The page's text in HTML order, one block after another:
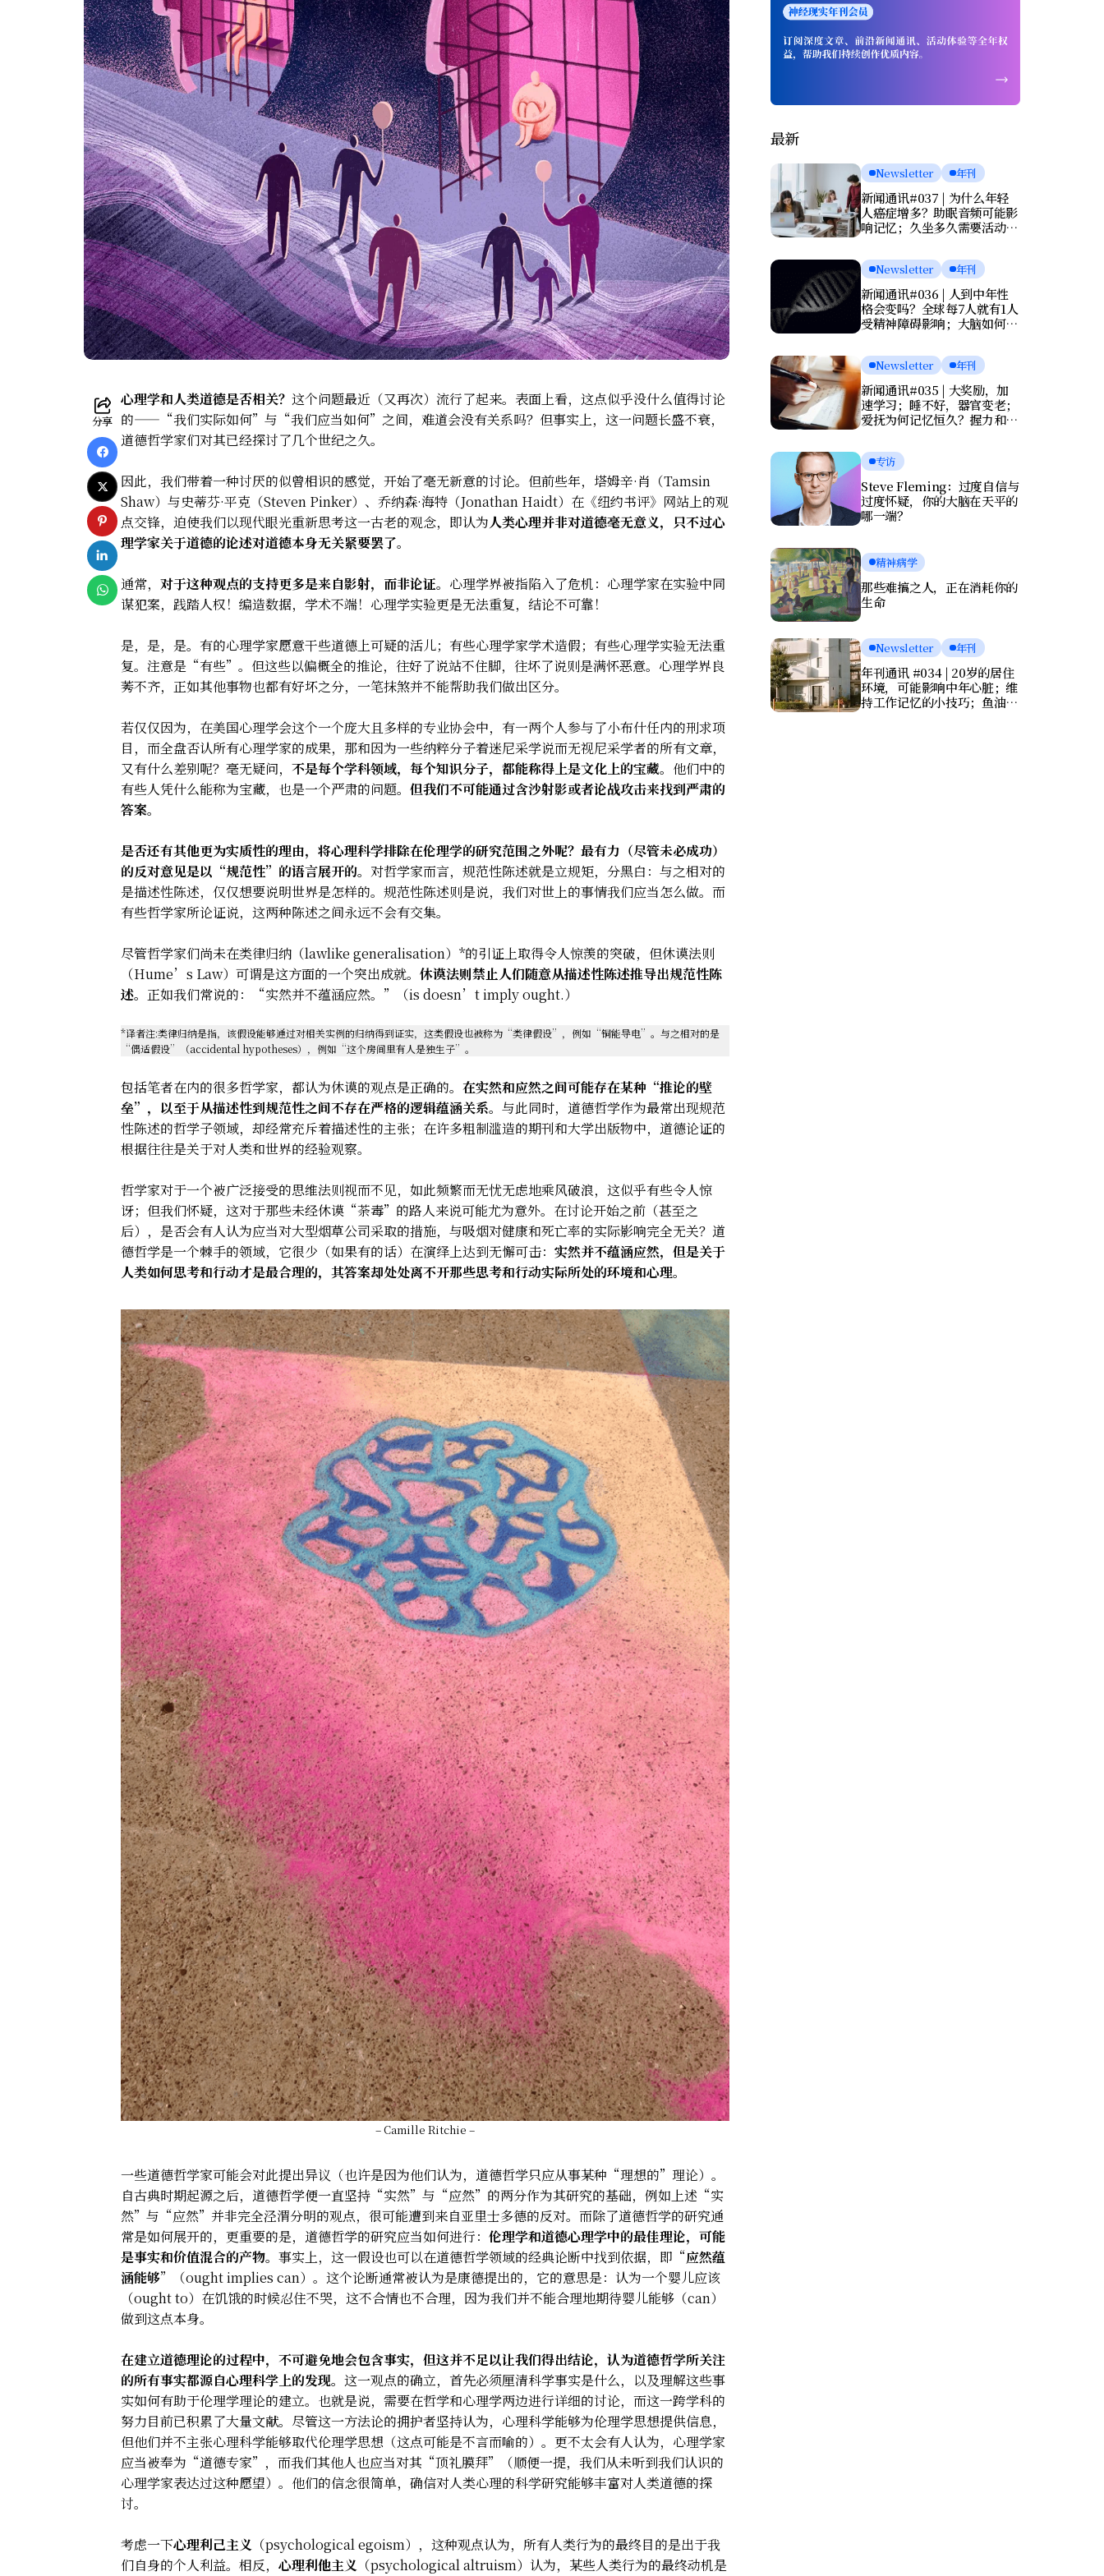
分享
心理学和人类道德是否相关？ 这个问题最近（又再次）流行了起来。表面上看，这点似乎没什么值得讨论
的——“我们实际如何”与“我们应当如何”之间，难道会没有关系吗？但事实上，这一问题长盛不衰，
道德哲学家们对其已经探讨了几个世纪之久。
因此，我们带着一种讨厌的似曾相识的感觉，开始了毫无新意的讨论。但前些年，塔姆辛·肖（Tamsin
Shaw）与史蒂芬·平克（Steven Pinker）、乔纳森·海特（Jonathan Haidt）在《纽约书评》网站上的观
点交锋，迫使我们以现代眼光重新思考这一古老的观念，即认为人类心理并非对道德毫无意义，只不过心
理学家关于道德的论述对道德本身无关紧要罢了。
通常， 对于这种观点的支持更多是来自影射，而非论证。 心理学界被指陷入了危机：心理学家在实验中同
谋犯案，践踏人权！编造数据，学术不端！心理学实验更是无法重复，结论不可靠！
是，是，是。有的心理学家愿意干些道德上可疑的活儿；有些心理学家学术造假；有些心理学实验无法重
复。注意是“有些”。但这些以偏概全的推论，往好了说站不住脚，往坏了说则是满怀恶意。心理学界良
莠不齐，正如其他事物也都有好坏之分，一笔抹煞并不能帮助我们做出区分。
若仅仅因为，在美国心理学会这个一个庞大且多样的专业协会中，有一两个人参与了小布什任内的刑求项
目，而全盘否认所有心理学家的成果，那和因为一些纳粹分子着迷尼采学说而无视尼采学者的所有文章，
又有什么差别呢？毫无疑问， 不是每个学科领域，每个知识分子，都能称得上是文化上的宝藏。 他们中的
有些人凭什么能称为宝藏，也是一个严肃的问题。 但我们不可能通过含沙射影或者论战攻击来找到严肃的
答案。
是否还有其他更为实质性的理由，将心理科学排除在伦理学的研究范围之外呢？ 最有力（尽管未必成功）
的反对意见是以“规范性”的语言展开的。 对哲学家而言，规范性陈述就是立规矩，分黑白：与之相对的
是描述性陈述，仅仅想要说明世界是怎样的。规范性陈述则是说，我们对世上的事情我们应当怎么做。而
有些哲学家所论证说，这两种陈述之间永远不会有交集。
尽管哲学家们尚未在类律归纳（lawlike generalisation）*的引证上取得令人惊羡的突破，但休谟法则
（Hume’s Law）可谓是这方面的一个突出成就。 休谟法则禁止人们随意从描述性陈述推导出规范性陈
述。 正如我们常说的：“实然并不蕴涵应然。”（is doesn’t imply ought.）
*译者注:类律归纳是指，该假设能够通过对相关实例的归纳得到证实，这类假设也被称为“类律假设”，例如“铜能导电”。与之相对的是
“偶适假设”（accidental hypotheses），例如“这个房间里有人是独生子”。
包括笔者在内的很多哲学家，都认为休谟的观点是正确的。 在实然和应然之间可能存在某种“推论的壁
垒”，以至于从描述性到规范性之间不存在严格的逻辑蕴涵关系。 与此同时，道德哲学作为最常出现规范
性陈述的哲学子领域，却经常充斥着描述性的主张；在许多粗制滥造的期刊和大学出版物中，道德论证的
根据往往是关于对人类和世界的经验观察。
哲学家对于一个被广泛接受的思维法则视而不见，如此频繁而无忧无虑地乘风破浪，这似乎有些令人惊
讶；但我们怀疑，这对于那些未经休谟“荼毒”的路人来说可能尤为意外。在讨论开始之前（甚至之
后），是否会有人认为应当对大型烟草公司采取的措施，与吸烟对健康和死亡率的实际影响完全无关？道
德哲学是一个棘手的领域，它很少（如果有的话）在演绎上达到无懈可击： 实然并不蕴涵应然，但是关于
人类如何思考和行动才是最合理的，其答案却处处离不开那些思考和行动实际所处的环境和心理。
– Camille Ritchie –
一些道德哲学家可能会对此提出异议（也许是因为他们认为，道德哲学只应从事某种“理想的”理论）。
自古典时期起源之后，道德哲学便一直坚持“实然”与“应然”的两分作为其研究的基础，例如上述“实
然”与“应然”并非完全泾渭分明的观点，很可能遭到来自亚里士多德的反对。而除了道德哲学的研究通
常是如何展开的，更重要的是，道德哲学的研究应当如何进行： 伦理学和道德心理学中的最佳理论，可能
是事实和价值混合的产物。 事实上，这一假设也可以在道德哲学领域的经典论断中找到依据，即“应然蕴
涵能够”（ought implies can）。这个论断通常被认为是康德提出的，它的意思是：认为一个婴儿应该
（ought to）在饥饿的时候忍住不哭，这不合情也不合理，因为我们并不能合理地期待婴儿能够（can）
做到这点本身。
在建立道德理论的过程中，不可避免地会包含事实，但这并不足以让我们得出结论，认为道德哲学所关注
的所有事实都源自心理科学上的发现。 这一观点的确立，首先必须厘清科学事实是什么，以及理解这些事
实如何有助于伦理学理论的建立。也就是说，需要在哲学和心理学两边进行详细的讨论，而这一跨学科的
努力目前已积累了大量文献。尽管这一方法论的拥护者坚持认为，心理科学能够为伦理学思想提供信息，
但他们并不主张心理科学能够取代伦理学思想（这点可能是不言而喻的）。更不太会有人认为，心理学家
应当被奉为“道德专家”，而我们其他人也应当对其“顶礼膜拜”（顺便一提，我们从未听到我们认识的
心理学家表达过这种愿望）。他们的信念很简单，确信对人类心理的科学研究能够丰富对人类道德的探
讨。
考虑一下心理利己主义 （psychological egoism），这种观点认为，所有人类行为的最终目的是出于我
们自身的个人利益。相反， 心理利他主义 （psychological altruism）认为，某些人类行为的最终动机是
最新
Newsletter 年刊
新闻通讯#037 | 为什么年轻
人癌症增多？助眠音频可能影
响记忆；久坐多久需要活动一
Newsletter 年刊
新闻通讯#036 | 人到中年性
格会变吗？全球每7人就有1人
受精神障碍影响；大脑如何清
亡？
Newsletter 年刊
新闻通讯#035 | 大奖励，加
速学习；睡不好，器官变老；
爱抚为何记忆恒久？握力和写
专访
Steve Fleming：过度自信与
过度怀疑，你的大脑在天平的
哪一端？
精神病学
那些难搞之人，正在消耗你的
生命
Newsletter 年刊
年刊通讯 #034 | 20岁的居住
环境，可能影响中年心脏；维
持工作记忆的小技巧；鱼油竟